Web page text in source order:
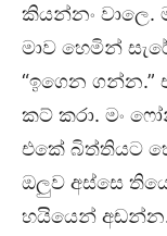
කියන්නං වාලෙ.
මාව හෙමින්
“ඉගෙන ගන්න.”
කට් කරා. මං
එකේ බිත්තියට
ඔලුව අස්සෙ
හයියෙන්